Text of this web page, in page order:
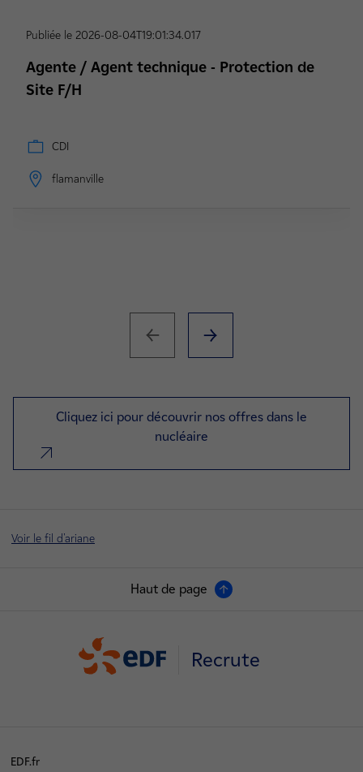
Publiée le 2026-08-04T19:01:34.017
Agente / Agent technique - Protection de
Site F/H
CDI
flamanville
Cliquez ici pour découvrir nos offres dans le
nucléaire
nouvel onglet
Voir le fil d'ariane
Haut de page
Recrute
EDF.fr